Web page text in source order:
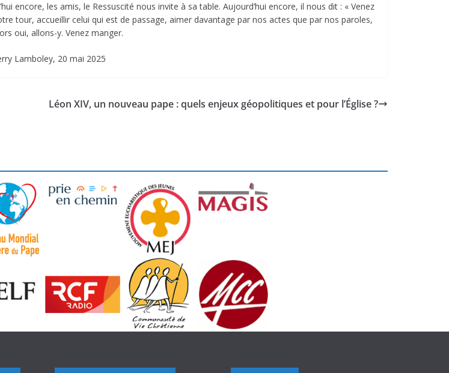
encore, les amis, le Ressuscité nous invite à sa table. Aujourd’hui encore, il nous dit : « Venez
tour, accueillir celui qui est de passage, aimer davantage par nos actes que par nos paroles,
oui, allons-y. Venez manger.
Lamboley, 20 mai 2025
Léon XIV, un nouveau pape : quels enjeux géopolitiques et pour l’Église ?